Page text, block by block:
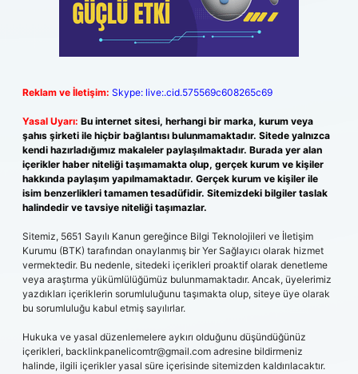
Reklam ve İletişim: Skype: live:.cid.575569c608265c69
Yasal Uyarı: Bu internet sitesi, herhangi bir marka, kurum veya
şahıs şirketi ile hiçbir bağlantısı bulunmamaktadır. Sitede yalnızca
kendi hazırladığımız makaleler paylaşılmaktadır. Burada yer alan
içerikler haber niteliği taşımamakta olup, gerçek kurum ve kişiler
hakkında paylaşım yapılmamaktadır. Gerçek kurum ve kişiler ile
isim benzerlikleri tamamen tesadüfidir. Sitemizdeki bilgiler taslak
halindedir ve tavsiye niteliği taşımazlar.
Sitemiz, 5651 Sayılı Kanun gereğince Bilgi Teknolojileri ve İletişim
Kurumu (BTK) tarafından onaylanmış bir Yer Sağlayıcı olarak hizmet
vermektedir. Bu nedenle, sitedeki içerikleri proaktif olarak denetleme
veya araştırma yükümlülüğümüz bulunmamaktadır. Ancak, üyelerimiz
yazdıkları içeriklerin sorumluluğunu taşımakta olup, siteye üye olarak
bu sorumluluğu kabul etmiş sayılırlar.
Hukuka ve yasal düzenlemelere aykırı olduğunu düşündüğünüz
içerikleri, backlinkpanelicomtr@gmail.com adresine bildirmeniz
halinde, ilgili içerikler yasal süre içerisinde sitemizden kaldırılacaktır.